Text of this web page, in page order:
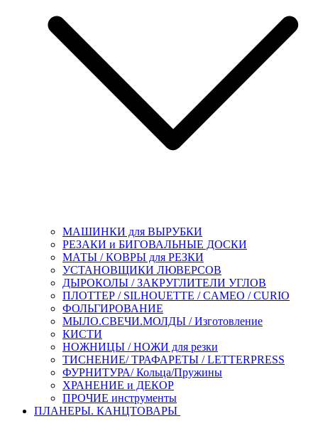
МАШИНКИ для ВЫРУБКИ
РЕЗАКИ и БИГОВАЛЬНЫЕ ДОСКИ
МАТЫ / КОВРЫ для РЕЗКИ
УСТАНОВЩИКИ ЛЮВЕРСОВ
ДЫРОКОЛЫ / ЗАКРУГЛИТЕЛИ УГЛОВ
ПЛОТТЕР / SILHOUETTE / CAMEO / CURIO
ФОЛЬГИРОВАНИЕ
МЫЛО.СВЕЧИ.МОЛДЫ / Изготовление
КИСТИ
НОЖНИЦЫ / НОЖИ для резки
ТИСНЕНИЕ/ ТРАФАРЕТЫ / LETTERPRESS
ФУРНИТУРА/ Кольца/Пружины
ХРАНЕНИЕ и ДЕКОР
ПРОЧИЕ инструменты
ПЛАНЕРЫ. КАНЦТОВАРЫ